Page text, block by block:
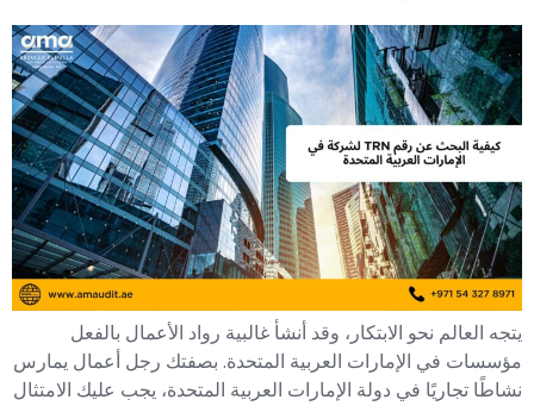
يتجه العالم نحو الابتكار، وقد أنشأ غالبية رواد الأعمال بالفعل
مؤسسات في الإمارات العربية المتحدة. بصفتك رجل أعمال يمارس
نشاطًا تجاريًا في دولة الإمارات العربية المتحدة، يجب عليك الامتثال